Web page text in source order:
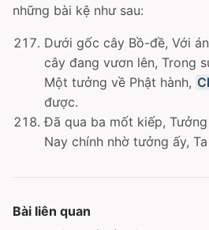
những bài kệ như sau:
Dưới gốc cây Bồ-đề, Với
cây đang vươn lên, Trong
Một tưởng về Phật hành,
được.
Ðã qua ba mốt kiếp,
Nay chính nhờ tưởng ấy,
Bài liên quan